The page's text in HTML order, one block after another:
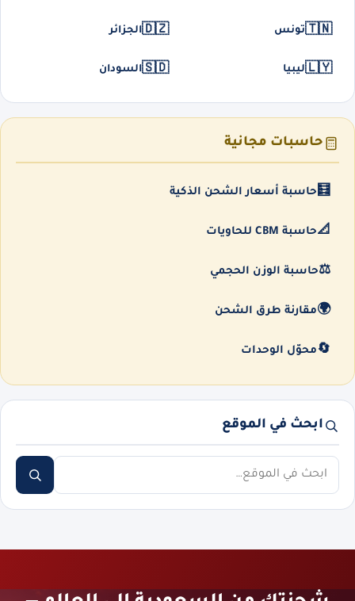
🇹🇳تونس 🇩🇿الجزائر
🇱🇾ليبيا 🇸🇩السودان
حاسبات مجانية
🧮 حاسبة أسعار الشحن الذكية
📐حاسبة CBM للحاويات
⚖️حاسبة الوزن الحجمي
🌍مقارنة طرق الشحن
🔄 محوّل الوحدات
ابحث في الموقع
ابحث